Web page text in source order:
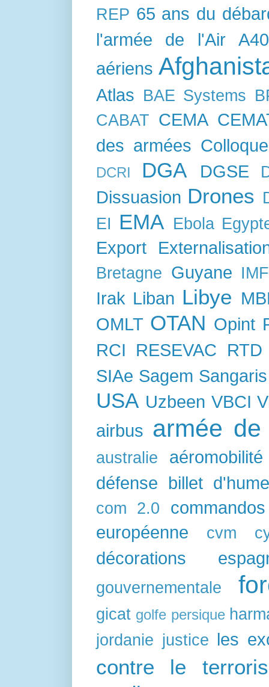
REP 65 ans du
l'armée de l'Air
aériens
Atlas BAE Systems
CABAT CEMA
des armées Colloque
DCRI DGA DGSE
Dissuasion Drones
EI EMA Ebola
Export
Bretagne Guyane
Irak Liban Libye
OMLT OTAN Opint
RCI
RESEVAC
RTD
SIAe Sagem Sangaris
USA Uzbeen VBCI
airbus armée de
australie
aéromobilité
défense
billet
com 2.0
européenne
cvm
décorations
gouvernementale
gicat golfe persique
jordanie justice les
contre le